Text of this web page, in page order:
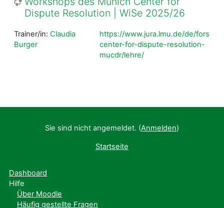
Dispute Resolution | WiSe 2025/26
https://www.jura.lmu.de/de/
center-for-dispute-resolution-
mucdr/lehre/
Trainer/in: Claudia
Burger
Sie sind nicht angemeldet. (Anmelden)
Startseite
Dashboard
Hilfe
Über Moodle
Häufig gestellte Fragen